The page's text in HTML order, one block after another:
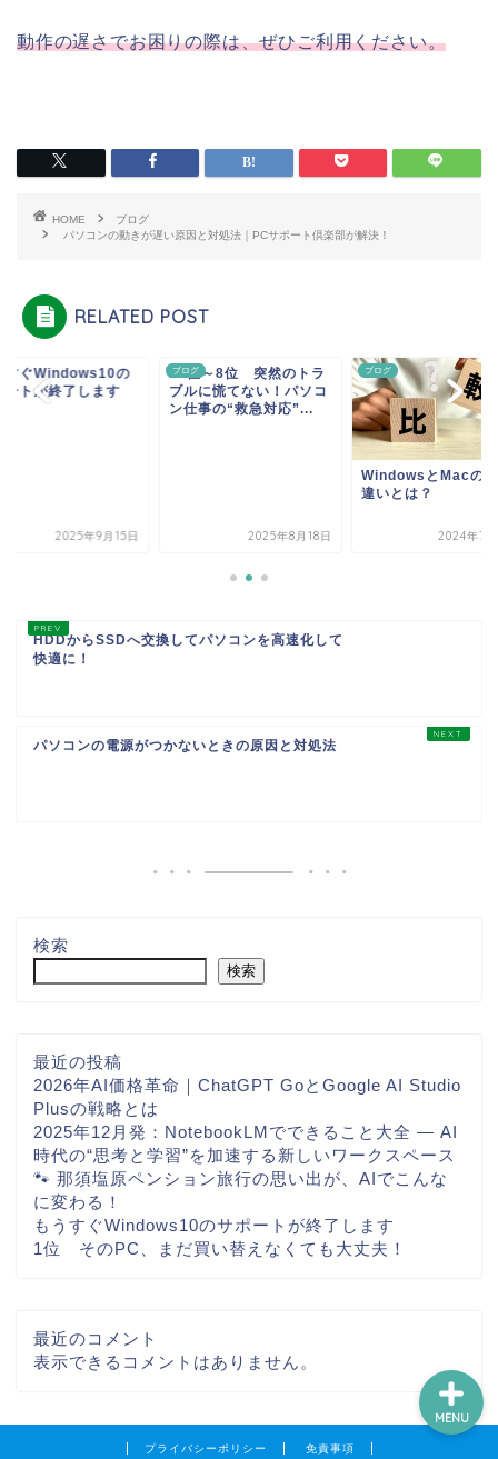
動作の遅さでお困りの際は、ぜひご利用ください。
HOME
ブログ
パソコンの動きが遅い原因と対処法｜PCサポート倶楽部が解決！
RELATED POST
すぐWindows10の
ートが終了します
2025年9月15日
ブログ
10位～8位 突然のトラ
ブルに慌てない！パソコ
ン仕事の“救急対応”...
2025年8月18日
ブログ
WindowsとMacの
違いとは？
2024年7
HDDからSSDへ交換してパソコンを高速化して
快適に！
パソコンの電源がつかないときの原因と対処法
検索
検索
最近の投稿
2026年AI価格革命｜ChatGPT GoとGoogle AI Studio
Plusの戦略とは
2025年12月発：NotebookLMでできること大全 ― AI
時代の“思考と学習”を加速する新しいワークスペース
🐾 那須塩原ペンション旅行の思い出が、AIでこんな
に変わる！
もうすぐWindows10のサポートが終了します
1位 そのPC、まだ買い替えなくても大丈夫！
最近のコメント
表示できるコメントはありません。
プライバシーポリシー 免責事項
MENU
ホーム
サービス